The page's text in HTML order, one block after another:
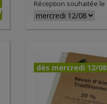
Réception souhaitée le
dès mercredi 12/08